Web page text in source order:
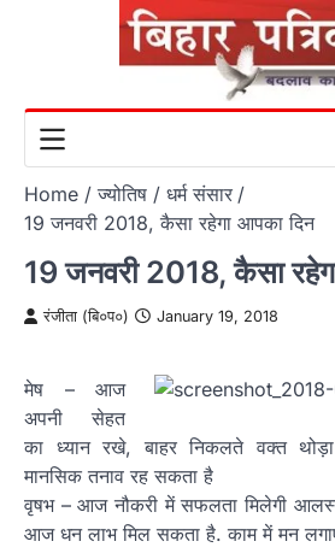
Home
ज्योतिष / धर्म संसार
19 जनवरी 2018, कैसा रहेगा आपका दिन
19 जनवरी 2018, कैसा
रंजीता (बि०प०) January 19, 2018
मेष – आज
अपनी सेहत
का ध्यान रखे, बाहर निकलते वक्त
मानसिक तनाव रह सकता है
वृषभ – आज नौकरी में सफलता मिलेगी
आज धन लाभ मिल सकता है. काम में मन